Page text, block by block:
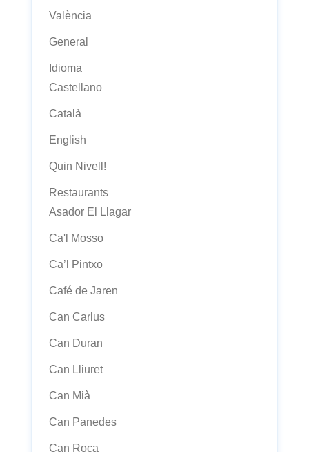
València
General
Idioma
Castellano
Català
English
Quin Nivell!
Restaurants
Asador El Llagar
Ca'l Mosso
Ca’l Pintxo
Café de Jaren
Can Carlus
Can Duran
Can Lliuret
Can Mià
Can Panedes
Can Roca